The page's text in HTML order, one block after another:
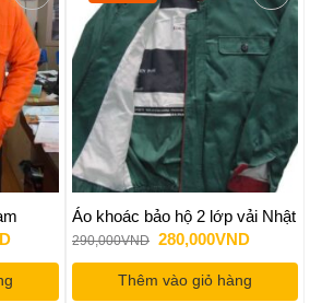
Giá
tại
là:
250,000VND.
Áo khoác bảo hộ 2 lớp vải Nhật
290,000VND Giá
gốc
là:
290,000VND.
280,000VNDGiá
tại
là:
Thêm vào giỏ hàng